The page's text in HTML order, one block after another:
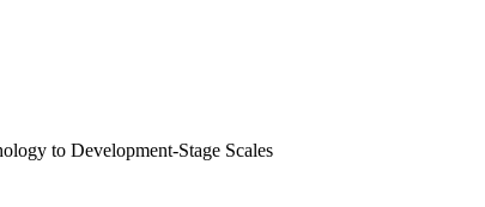
to Development-Stage Scales